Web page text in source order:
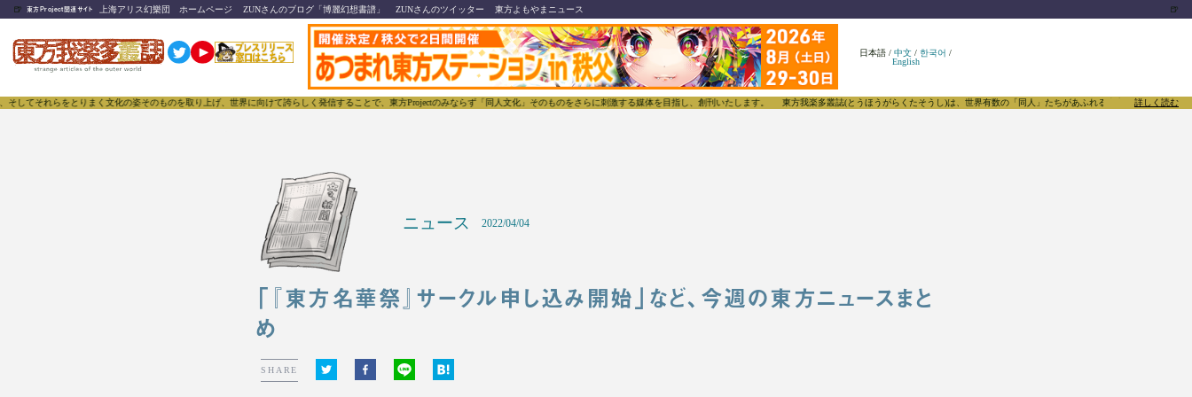
🍺 東方Project関連サイト 上海アリス幻樂団 ホームページ ZUNさんのブログ「博麗幻想書譜」 ZUNさんのツイッター 東方よもやまニュース 🍺
日本語 /中文 /한국어 /
English
とりまく文化の姿そのものを取り上げ、世界に向けて誇らしく発信することで、東方Projectのみならず「同人文化」そのものをさらに刺激する媒体を目指し、創刊いたします。 東方我楽多叢誌(とうほうがらくたそうし)は、世界有数の「同人」たちがあふれる東方Projectについて発信する
詳しく読む
ニュース 2022/04/04
「『東方名華祭』サークル申し込み開始」など、今週の東方ニュースまと
め
SHARE